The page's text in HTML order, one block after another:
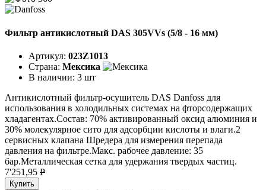
Фильтр антикислотный DAS 305VVs (5/8 - 16 мм)
Артикул: 023Z1013
Страна: Мексика
В наличии: 3 шт
Антикислотный фильтр-осушитель DAS Danfoss для
использования в холодильных системах на фторсодержащих
хладагентах.Состав: 70% активированный оксид алюминия и
30% молекулярное сито для адсорбции кислоты и влаги.2
сервисных клапана Шредера для измерения перепада
давления на фильтре.Макс. рабочее давление: 35
бар.Металлическая сетка для удержания твердых частиц.
7'251,95 P
Купить